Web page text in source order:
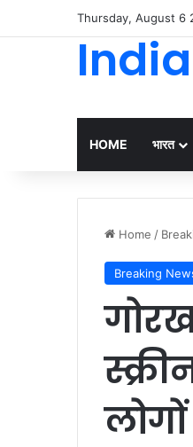
Thursday, August 6
HOME भारत
Home /
Breaking